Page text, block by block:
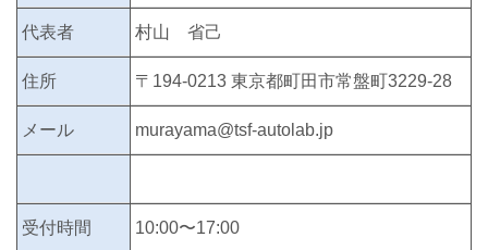
代表者 村山 省己
住所 〒194-0213 東京都町田市常盤町3229-28
メール murayama@tsf-autolab.jp
受付時間 10:00〜17:00